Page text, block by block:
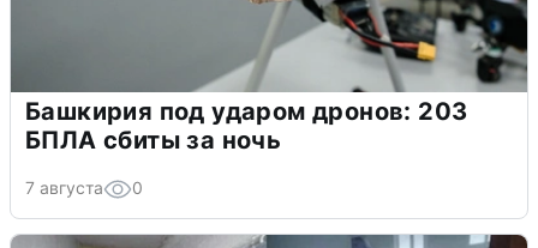
Башкирия под ударом дронов: 203
БПЛА сбиты за ночь
7 августа 0